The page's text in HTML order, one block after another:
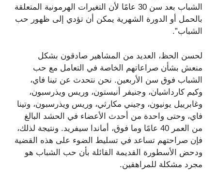
الشباب بعد سن 30 عامًا لأن التغيرات الهرمونية المتعلقة
بالحمل أو الدورة الشهرية يمكن أن تؤدي إلى ظهور حب
الشباب”.
لحسن الحظ، العديد من المشاهير صادقون بشكل
منعش بشأن صراعاتهم الخاصة في التعامل مع حب
الشباب فوق سن الأربعين. نحن نتحدث عن تينا فاي،
وكيم كارداشيان، وجنيفر أنيستون، وريس ويذرسبون،
وغابرييل يونيون، وجيني مكارثي، وريس ويذرسبون، وتينا
فاي، وحتى واحدة من أحدث الأعضاء في الحشد البالغ
من العمر 40 عامًا وما فوق، أماندا سيفريد. ونتيجة لذلك،
فإن صراحتهم تساعد في تسليط الضوء على هذه القضية
ودحض الأسطورة القديمة القائلة بأن حب الشباب هو
مجرد مشكلة للمراهقين.